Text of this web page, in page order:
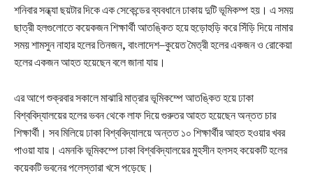
শনিবার সন্ধ্যা ছয়টার দিকে এক সেকেন্ডের ব্যবধানে ঢাকায় দুটি ভূমিকম্প হয়। এ সময়
ছাত্রী হলগুলোতে কয়েকজন শিক্ষার্থী আতঙ্কিত হয়ে হুড়োহুড়ি করে সিঁড়ি দিয়ে নামার
সময় শামসুন নাহার হলের তিনজন, বাংলাদেশ–কুয়েত মৈত্রী হলের একজন ও রোকেয়া
হলের একজন আহত হয়েছেন বলে জানা যায়।
এর আগে শুক্রবার সকালে মাঝারি মাত্রার ভূমিকম্পে আতঙ্কিত হয়ে ঢাকা
বিশ্ববিদ্যালয়ের হলের ভবন থেকে লাফ দিয়ে গুরুতর আহত হয়েছেন অন্তত চার
শিক্ষার্থী। সব মিলিয়ে ঢাকা বিশ্ববিদ্যালয়ে অন্তত ১০ শিক্ষার্থীর আহত হওয়ার খবর
পাওয়া যায়। এমনকি ভূমিকম্পে ঢাকা বিশ্ববিদ্যালয়ের মুহসীন হলসহ কয়েকটি হলের
কয়েকটি ভবনের পলেস্তারা খসে পড়েছে।